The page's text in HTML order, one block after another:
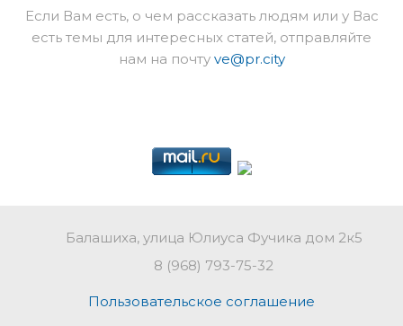
Если Вам есть, о чем рассказать людям или у Вас
есть темы для интересных статей, отправляйте
нам на почту ve@pr.city
Балашиха, улица Юлиуса Фучика дом 2к5
8 (968) 793-75-32
Пользовательское соглашение